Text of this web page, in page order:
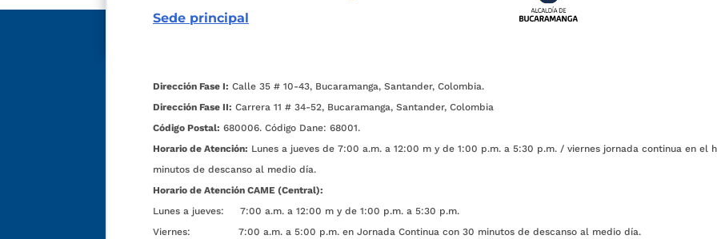
Sede principal
Dirección Fase I: Calle 35 # 10-43, Bucaramanga, Santander, Colombia.
Dirección Fase II: Carrera 11 # 34-52, Bucaramanga, Santander, Colombia
Código Postal: 680006. Código Dane: 68001.
Horario de Atención: Lunes a jueves de 7:00 a.m. a 12:00 m y de 1:00 p.m. a 5:30 p.m. / viernes jornada continua en el
minutos de descanso al medio día.
Horario de Atención CAME (Central):
Lunes a jueves: 7:00 a.m. a 12:00 m y de 1:00 p.m. a 5:30 p.m.
Viernes: 7:00 a.m. a 5:00 p.m. en Jornada Continua con 30 minutos de descanso al medio día.